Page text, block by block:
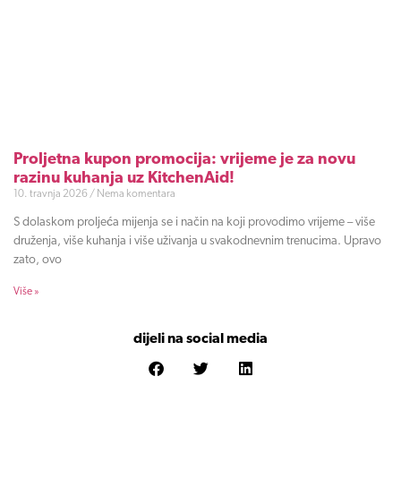
Proljetna kupon promocija: vrijeme je za novu
razinu kuhanja uz KitchenAid!
10. travnja 2026 Nema komentara
S dolaskom proljeća mijenja se i način na koji provodimo vrijeme – više
druženja, više kuhanja i više uživanja u svakodnevnim trenucima. Upravo
zato, ovo
Više »
dijeli na social media